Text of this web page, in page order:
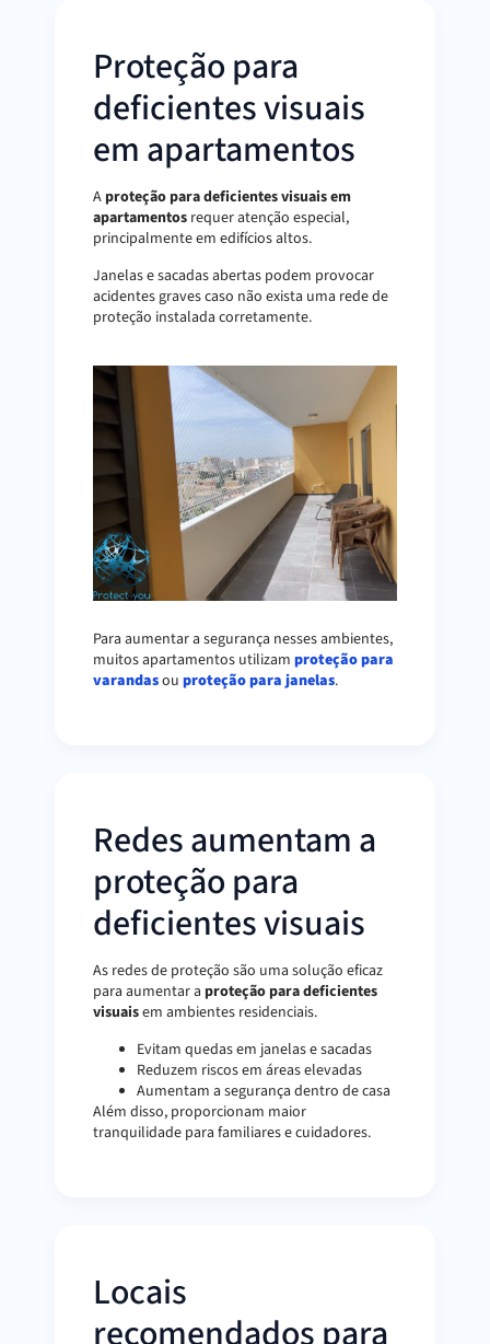
Proteção para
deficientes visuais
em apartamentos
A proteção para deficientes visuais em
apartamentos requer atenção especial,
principalmente em edifícios altos.
Janelas e sacadas abertas podem provocar
acidentes graves caso não exista uma rede de
proteção instalada corretamente.
Para aumentar a segurança nesses ambientes,
muitos apartamentos utilizam proteção para
varandasou proteção para janelas.
Redes aumentam a
proteção para
deficientes visuais
As redes de proteção são uma solução eficaz
para aumentar a proteção para deficientes
visuaisem ambientes residenciais.
Evitam quedas em janelas e sacadas
Reduzem riscos em áreas elevadas
Aumentam a segurança dentro de casa
Além disso, proporcionam maior
tranquilidade para familiares e cuidadores.
Locais